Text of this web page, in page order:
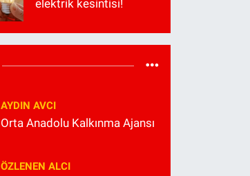
elektrik kesintisi!
AYDIN AVCI
Orta Anadolu Kalkınma Ajansı
ÖZLENEN ALCI